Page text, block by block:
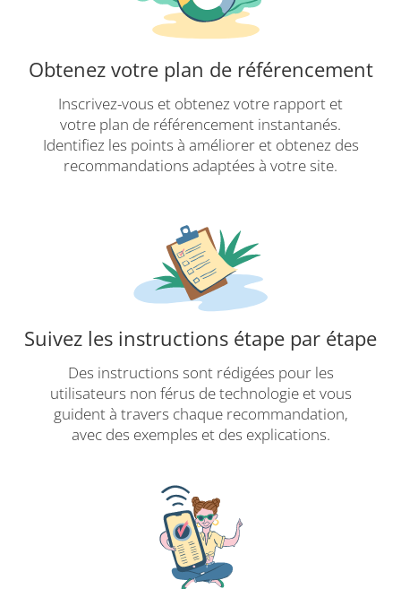
Obtenez votre plan de référencement
Inscrivez-vous et obtenez votre rapport et
votre plan de référencement instantanés.
Identifiez les points à améliorer et obtenez des
recommandations adaptées à votre site.
Suivez les instructions étape par étape
Des instructions sont rédigées pour les
utilisateurs non férus de technologie et vous
guident à travers chaque recommandation,
avec des exemples et des explications.